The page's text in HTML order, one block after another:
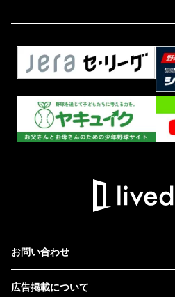
お問い合わせ
広告掲載について